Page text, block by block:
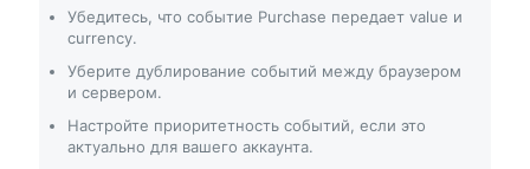
Убедитесь, что событие Purchase передает value и
currency.
Уберите дублирование событий между браузером
и сервером.
Настройте приоритетность событий, если это
актуально для вашего аккаунта.